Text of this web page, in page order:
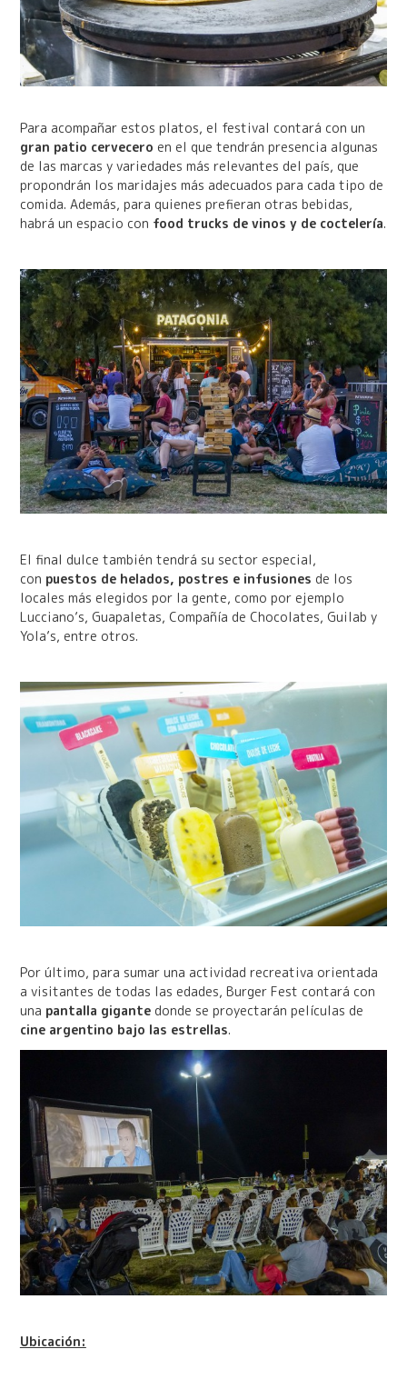
Para acompañar estos platos, el festival contará con un
gran patio cervecero en el que tendrán presencia algunas
de las marcas y variedades más relevantes del país, que
propondrán los maridajes más adecuados para cada tipo de
comida. Además, para quienes prefieran otras bebidas,
habrá un espacio con food trucks de vinos y de coctelería.
El final dulce también tendrá su sector especial,
con puestos de helados, postres e infusiones de los
locales más elegidos por la gente, como por ejemplo
Lucciano’s, Guapaletas, Compañía de Chocolates, Guilab y
Yola’s, entre otros.
Por último, para sumar una actividad recreativa orientada
a visitantes de todas las edades, Burger Fest contará con
una pantalla gigantedonde se proyectarán películas de
cine argentino bajo las estrellas.
Ubicación: